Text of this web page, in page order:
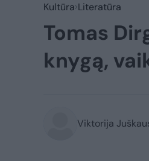
Kultūra Literatūra
Tomas
knygą,
Viktorija